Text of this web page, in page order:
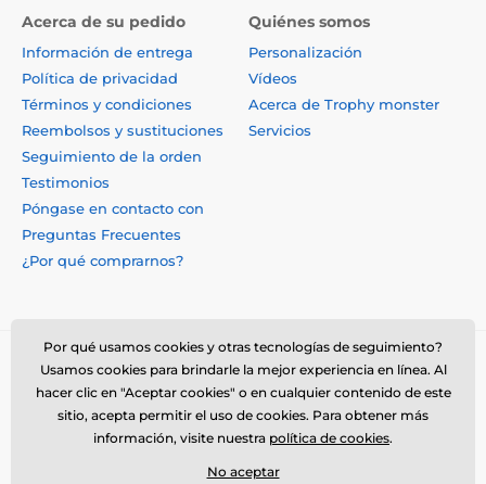
Acerca de su pedido
Información de entrega
Política de privacidad
Términos y condiciones
Reembolsos y sustituciones
Seguimiento de la orden
Testimonios
Póngase en contacto con
Preguntas Frecuentes
¿Por qué comprarnos?
Quiénes somos
Personalización
Vídeos
Acerca de Trophy monster
Servicios
Por qué usamos cookies y otras tecnologías de seguimiento?
Usamos cookies para brindarle la mejor experiencia en línea. Al
hacer clic en "Aceptar cookies" o en cualquier contenido de este
sitio, acepta permitir el uso de cookies. Para obtener más
información, visite nuestra política de cookies.
No aceptar